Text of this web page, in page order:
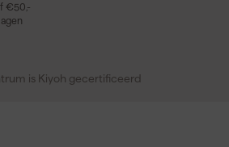
€50,-
is Kiyoh gecertificeerd